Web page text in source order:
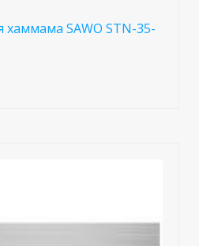
хаммама SAWO STN-35-